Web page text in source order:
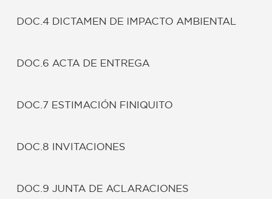
DOC.4 DICTAMEN DE IMPACTO AMBIENTAL
DOC.6 ACTA DE ENTREGA
DOC.7 ESTIMACIÓN FINIQUITO
DOC.8 INVITACIONES
DOC.9 JUNTA DE ACLARACIONES